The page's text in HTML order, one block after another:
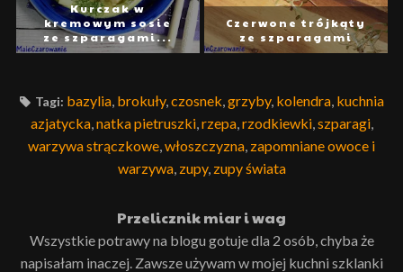
Kurczak w
kremowym sosie
ze szparagami...
Czerwone trójkąty
ze szparagami
Tagi: bazylia, brokuły, czosnek grzyby, kolendra, kuchnia
azjatycka, natka pietruszki, rzepa, rzodkiewki, szparagi,
warzywa strączkowe włoszczyzna zapomniane owoce i
warzywa, zupy, zupy świata
Przelicznik miar i wag
Wszystkie potrawy na blogu gotuje dla 2 osób, chyba że
napisałam inaczej. Zawsze używam w mojej kuchni szklanki